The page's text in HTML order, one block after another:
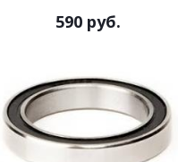
590 руб.